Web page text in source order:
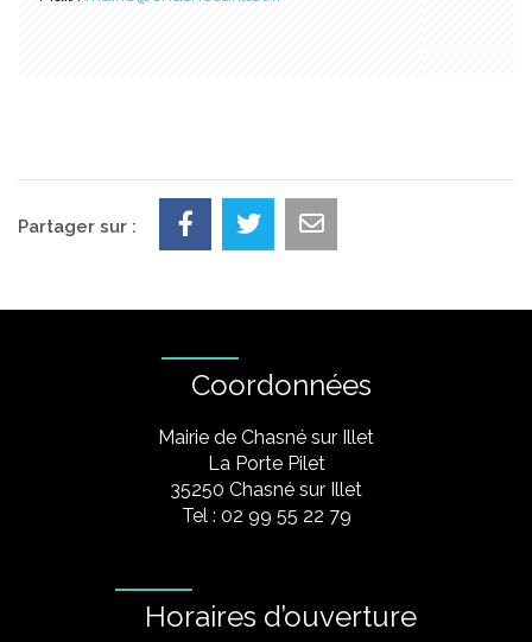
Partager sur :
Coordonnées
Mairie de Chasné sur Illet
La Porte Pilet
35250 Chasné sur Illet
Tel : 02 99 55 22 79
Horaires d’ouverture